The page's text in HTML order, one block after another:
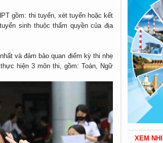
gồm: thi tuyển, xét tuyển hoặc kết
sinh thuộc thẩm quyền của địa
và đảm bảo quan điểm kỳ thi nhẹ
hiện 3 môn thi, gồm: Toán, Ngữ
XEM